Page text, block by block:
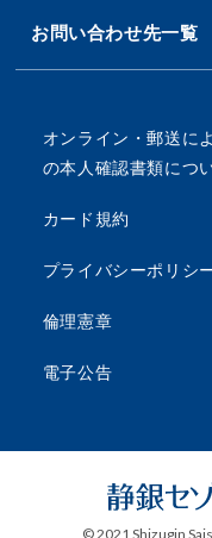
お問い合わせ先一覧
オンライン・郵送に
の本人確認書類につ
カード規約
プライバシーポリシ
倫理憲章
電子公告
© 2021 Shizugin